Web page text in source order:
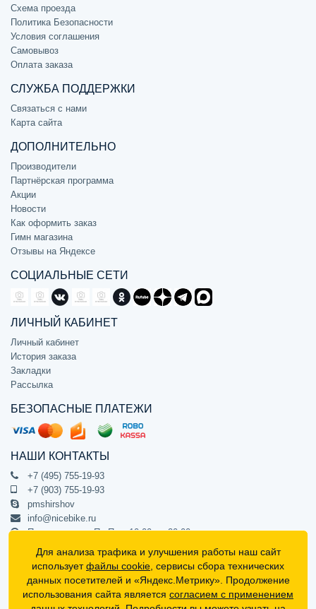
Схема проезда
Политика Безопасности
Условия соглашения
Самовывоз
Оплата заказа
СЛУЖБА ПОДДЕРЖКИ
Связаться с нами
Карта сайта
ДОПОЛНИТЕЛЬНО
Производители
Партнёрская программа
Акции
Новости
Как оформить заказ
Гимн магазина
Отзывы на Яндексе
СОЦИАЛЬНЫЕ СЕТИ
ЛИЧНЫЙ КАБИНЕТ
Личный кабинет
История заказа
Закладки
Рассылка
БЕЗОПАСНЫЕ ПЛАТЕЖИ
НАШИ КОНТАКТЫ
+7 (495) 755-19-93
+7 (903) 755-19-93
pmshirshov
info@nicebike.ru
Прием звонков Пн-Пт с 10:00 до 20:00
ПВЗ Пн-Пт с 10:00 до 20:00
г. Москва, ул. Барклая 13с1
подъезд 1, цокольный этаж, офис 1
Официальный интернет-магазин NiceBike © 2012 - 2026
Для анализа трафика и улучшения работы наш сайт
используетфайлы cookie , сервисы сбора технических
данных посетителей и «Яндекс.Метрику». Продолжение
использования сайта является согласием с применением